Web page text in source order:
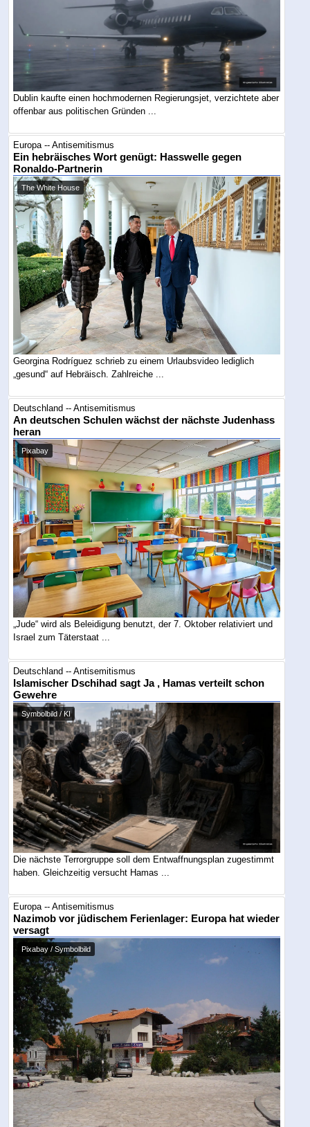
Dublin kaufte einen hochmodernen Regierungsjet, verzichtete aber
offenbar aus politischen Gründen ...
Europa -- Antisemitismus
Ein hebräisches Wort genügt: Hasswelle gegen
Ronaldo-Partnerin
The White House
Georgina Rodríguez schrieb zu einem Urlaubsvideo lediglich
„gesund“ auf Hebräisch. Zahlreiche ...
Deutschland -- Antisemitismus
An deutschen Schulen wächst der nächste Judenhass
heran
Pixabay
„Jude“ wird als Beleidigung benutzt, der 7. Oktober relativiert und
Israel zum Täterstaat ...
Deutschland -- Antisemitismus
Islamischer Dschihad sagt Ja , Hamas verteilt schon
Gewehre
Symbolbild / KI
Die nächste Terrorgruppe soll dem Entwaffnungsplan zugestimmt
haben. Gleichzeitig versucht Hamas ...
Europa -- Antisemitismus
Nazimob vor jüdischem Ferienlager: Europa hat wieder
versagt
Pixabay / Symbolbild